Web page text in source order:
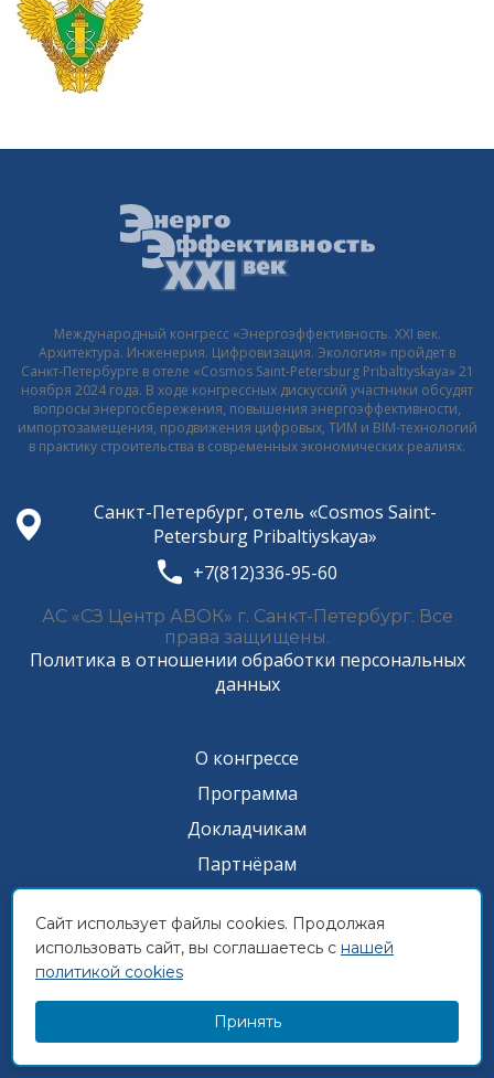
Международный конгресс «Энергоэффективность. XXI век.
Архитектура. Инженерия. Цифровизация. Экология» пройдет в
Санкт-Петербурге в отеле «Cosmos Saint-Petersburg Pribaltiyskaya» 21
ноября 2024 года. В ходе конгрессных дискуссий участники обсудят
вопросы энергосбережения, повышения энергоэффективности,
импортозамещения, продвижения цифровых, ТИМ и BIM-технологий
в практику строительства в современных экономических реалиях.
Санкт-Петербург, отель «Cosmos Saint-
Petersburg Pribaltiyskaya»
+7(812)336-95-60
АС «СЗ Центр АВОК» г. Санкт-Петербург. Все
права защищены.
Политика в отношении обработки персональных
данных
О конгрессе
Программа
Докладчикам
Партнёрам
Архив
Видео и презентации
Сайт использует файлы cookies. Продолжая
использовать сайт, вы соглашаетесь с нашей
политикой cookies
Принять